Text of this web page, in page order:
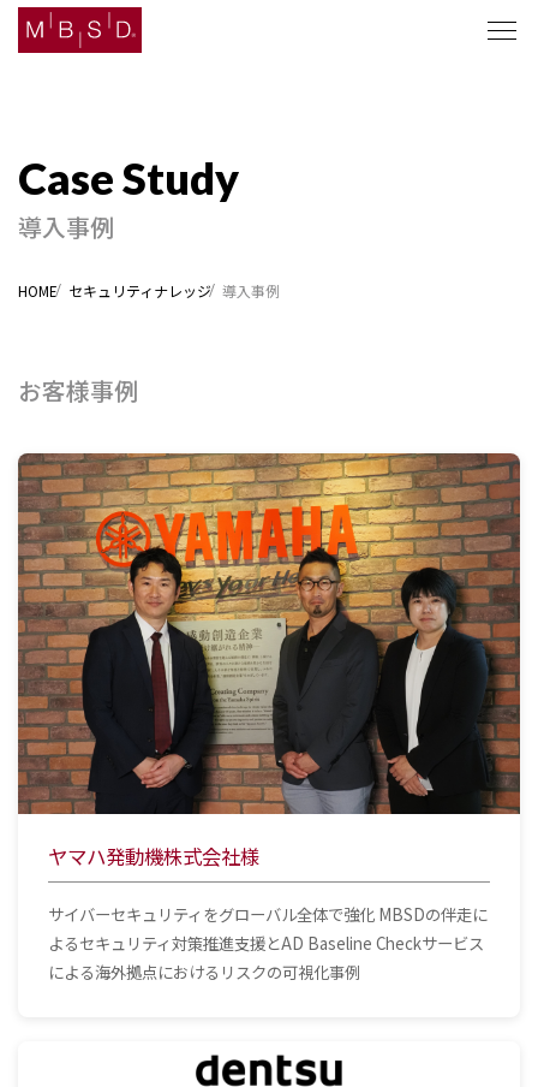
お問い合わせ
導入事例
HOME セキュリティナレッジ 導入事例
お客様事例
ヤマハ発動機株式会社様
サイバーセキュリティをグローバル全体で強化 MBSDの伴走に
よるセキュリティ対策推進支援とAD Baseline Checkサービス
による海外拠点におけるリスクの可視化事例